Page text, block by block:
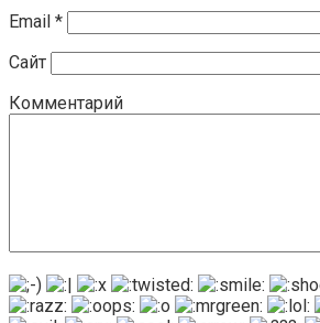
Email *
Сайт
Комментарий